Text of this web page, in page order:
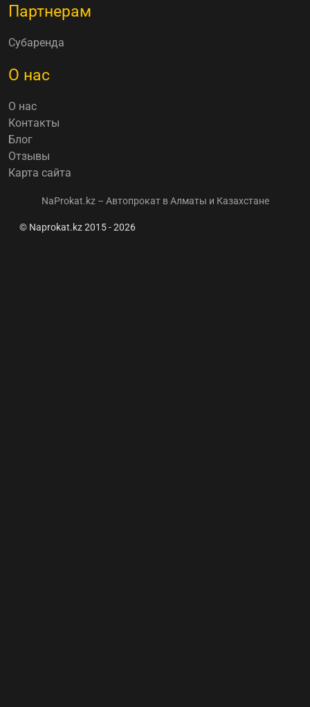
Партнерам
Субаренда
О нас
О нас
Контакты
Блог
Отзывы
Карта сайта
NaProkat.kz – Автопрокат в Алматы и Казахстане
© Naprokat.kz 2015 - 2026